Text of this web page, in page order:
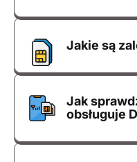
Jakie są
Jak
obsługuje